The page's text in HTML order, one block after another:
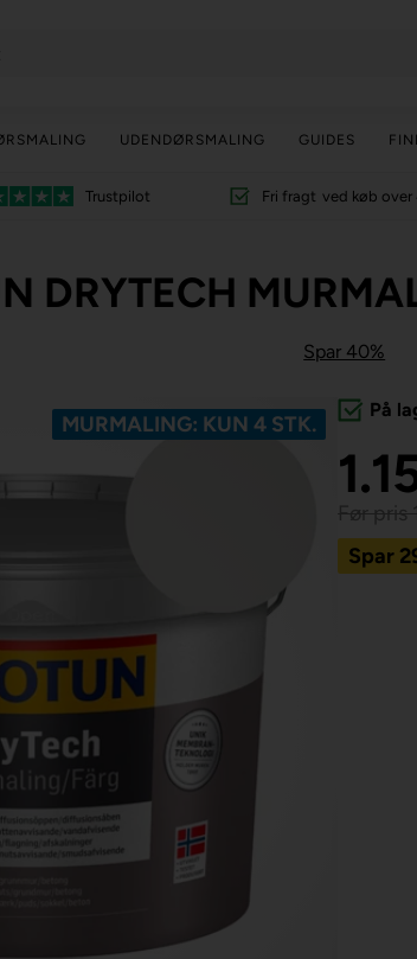
UDENDØRSMALING GUIDES
Trustpilot Fri fragt ved køb over
DRYTECH
Spar 40%
MURMALING: KUN 4 STK.
På
Spar